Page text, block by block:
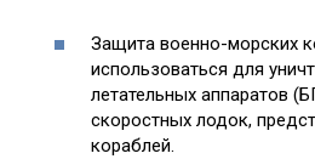
Защита военно-морских
использоваться для
летательных аппаратов
скоростных лодок,
кораблей.